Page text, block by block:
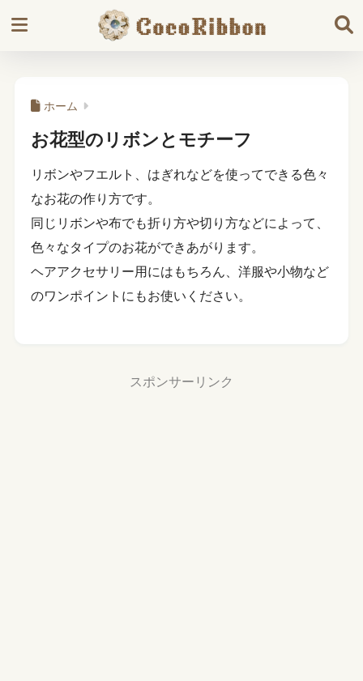
ホーム
お花型のリボンとモチーフ
リボンやフエルト、はぎれなどを使ってできる色々
なお花の作り方です。
同じリボンや布でも折り方や切り方などによって、
色々なタイプのお花ができあがります。
ヘアアクセサリー用にはもちろん、洋服や小物など
のワンポイントにもお使いください。
スポンサーリンク